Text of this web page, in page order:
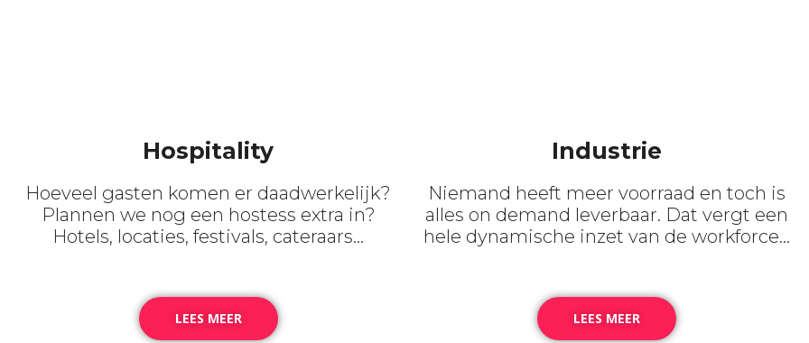
Hospitality
Hoeveel gasten komen er daadwerkelijk?
Plannen we nog een hostess extra in?
Hotels, locaties, festivals, cateraars…
LEES MEER
Industrie
Niemand heeft meer voorraad en toch is
alles on demand leverbaar. Dat vergt een
hele dynamische inzet van de workforce…
LEES MEER